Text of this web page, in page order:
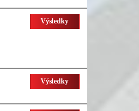
Výsledky
Výsledky